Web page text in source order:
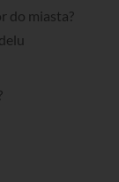
do miasta?